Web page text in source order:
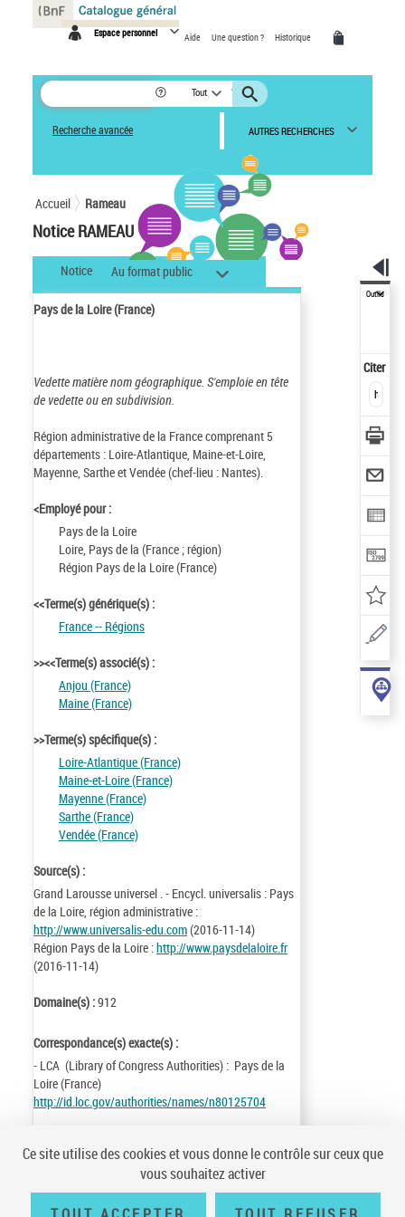
Espace personnel Aide Une question ? Historique
Tout
Recherche avancée AUTRES RECHERCHES
Accueil Rameau
Notice RAMEAU
Notice Au format public
Pays de la Loire (France)
Vedette matière nom géographique. S'emploie en tête
de vedette ou en subdivision.
Région administrative de la France comprenant 5
départements : Loire-Atlantique, Maine-et-Loire,
Mayenne, Sarthe et Vendée (chef-lieu : Nantes).
<Employé pour :
Pays de la Loire
Loire, Pays de la (France ; région)
Région Pays de la Loire (France)
<<Terme(s) générique(s) :
France -- Régions
>><<Terme(s) associé(s) :
Anjou (France)
Maine (France)
>>Terme(s) spécifique(s) :
Loire-Atlantique (France)
Maine-et-Loire (France)
Mayenne (France)
Sarthe (France)
Vendée (France)
Source(s) :
Grand Larousse universel . - Encycl. universalis : Pays
de la Loire, région administrative :
http://www.universalis-edu.com(2016-11-14)
Région Pays de la Loire :http://www.paysdelaloire.fr
(2016-11-14)
Domaine(s) :912
Correspondance(s) exacte(s) :
- LCA (Library of Congress Authorities) : Pays de la
Loire (France)
http://id.loc.gov/authorities/names/n80125704
Notice n° :FRBNF11945634
Mise à jour :17/03/20
Outils
Citer
Panneau de gestion des cookies
Ce site utilise des cookies et vous donne le contrôle sur ceux que
vous souhaitez activer